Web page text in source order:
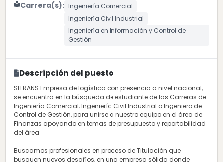
Carrera(s): Ingeniería Comercial
Ingeniería Civil Industrial
Ingeniería en Información y Control de
Gestión
Descripción del puesto
SITRANS Empresa de logística con presencia a nivel nacional,
se encuentra en la búsqueda de estudiante de las Carreras de
Ingeniería Comercial, Ingeniería Civil Industrial o Ingeniero de
Control de Gestión, para unirse a nuestro equipo en el área de
Finanzas apoyando en temas de presupuesto y reportabilidad
del área
Buscamos profesionales en proceso de Titulación que
busquen nuevos desafíos, en una empresa sólida donde